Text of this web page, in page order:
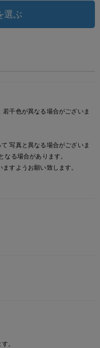
選ぶ
干色が異なる場合がございま
写真と異なる場合がございま
なる場合があります。
すようお願い致します。
。